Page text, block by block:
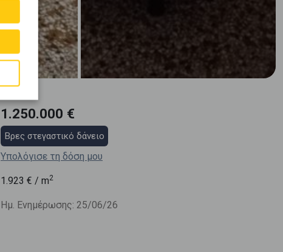
1.250.000 €
Βρες στεγαστικό δάνειο
Υπολόγισε τη δόση μου
1.923 € / m2
Ημ. Ενημέρωσης: 25/06/26